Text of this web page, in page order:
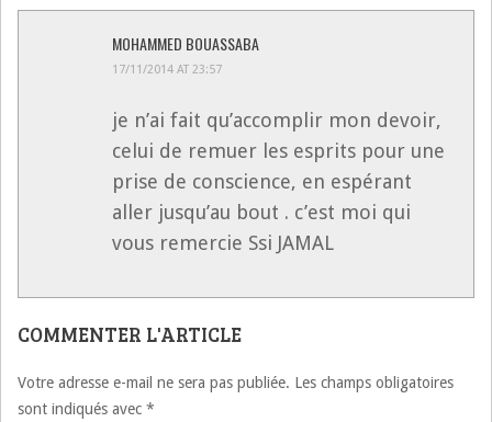
MOHAMMED BOUASSABA
17/11/2014 AT 23:57
je n’ai fait qu’accomplir mon devoir,
celui de remuer les esprits pour une
prise de conscience, en espérant
aller jusqu’au bout . c’est moi qui
vous remercie Ssi JAMAL
COMMENTER L'ARTICLE
Votre adresse e-mail ne sera pas publiée. Les champs obligatoires
sont indiqués avec *